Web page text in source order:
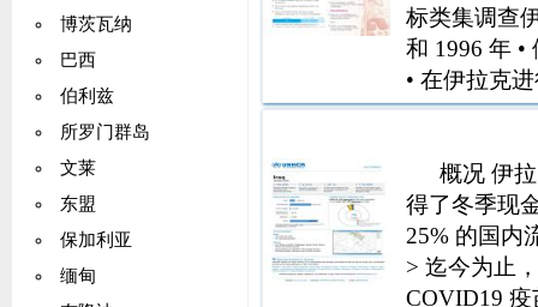
博茨瓦纳
巴西
伯利兹
所罗门群岛
文莱
东盟
保加利亚
缅甸
标类集调查
和 1996 年
• 在伊拉克
万儿童和青
概况 伊
得了冬季现
25% 的国内
> 迄今为止
COVID19